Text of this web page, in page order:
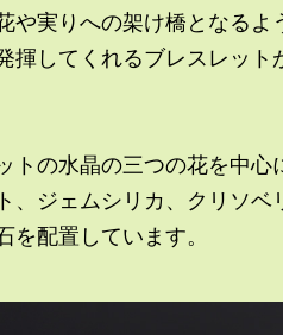
や実りへの架け橋となるよ
揮してくれるブレスレット
トの水晶の三つの花を中心
、ジェムシリカ、クリソベ